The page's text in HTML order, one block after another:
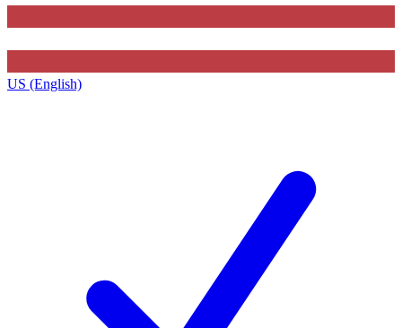
US (English)